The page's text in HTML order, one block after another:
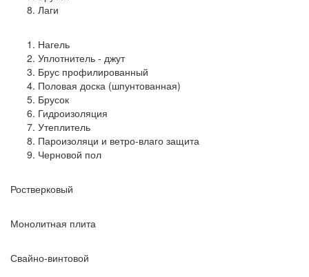
Лаги
Нагель
Уплотнитель - джут
Брус профилированный
Половая доска (шпунтованная)
Брусок
Гидроизоляция
Утеплитель
Пароизоляци и ветро-влаго защита
Черновой пол
Ростверковый
Монолитная плита
Свайно-винтовой